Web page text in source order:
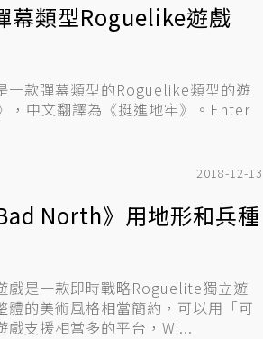
幕類型Roguelike遊戲
一款彈幕類型的Roguelike類型的遊
中文翻譯為《挺進地牢》。Enter
2018-12-13
North》用地形和兵種
戲是一款即時戰略Roguelite獨立遊
的美術風格相當簡約，可以用「可
戲支援相當多的平台，Wi...